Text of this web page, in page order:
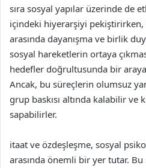
sıra sosyal yapılar üzerinde de
içindeki hiyerarşiyi
arasında dayanışma ve birlik
sosyal hareketlerin ortaya
hedefler doğrultusunda bir
Ancak, bu süreçlerin olumsuz
grup baskısı altında kalabilir
sapabilirler.
itaat ve özdeşleşme, sosyal
arasında önemli bir yer tutar.